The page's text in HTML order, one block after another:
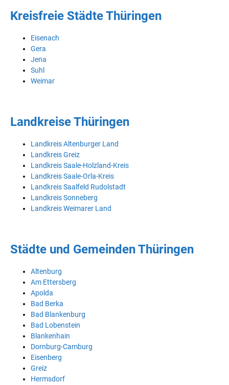
Kreisfreie Städte Thüringen
Eisenach
Gera
Jena
Suhl
Weimar
Landkreise Thüringen
Landkreis Altenburger Land
Landkreis Greiz
Landkreis Saale-Holzland-Kreis
Landkreis Saale-Orla-Kreis
Landkreis Saalfeld Rudolstadt
Landkreis Sonneberg
Landkreis Weimarer Land
Städte und Gemeinden Thüringen
Altenburg
Am Ettersberg
Apolda
Bad Berka
Bad Blankenburg
Bad Lobenstein
Blankenhain
Dornburg-Camburg
Eisenberg
Greiz
Hermsdorf